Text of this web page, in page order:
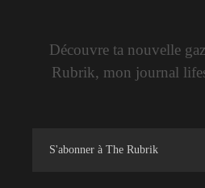
Découvre ta nouvelle
Rubrik, mon journal